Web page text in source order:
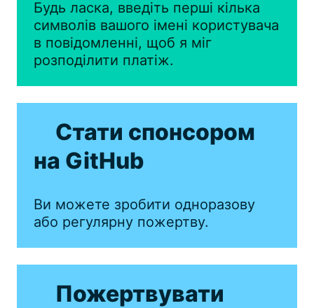
Будь ласка, введіть перші кілька
символів вашого імені користувача
в повідомленні, щоб я міг
розподілити платіж.
Стати спонсором
на GitHub
Ви можете зробити одноразову
або регулярну пожертву.
Пожертвувати